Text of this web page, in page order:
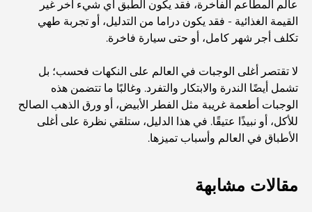
عالم المطاعم الفاخرة، فقد يكون الطبق أي شيء آخر غير
القيمة الغذائية - فقد يكون دراما من التدليل، أو تجربة طهي
تكلف أجر شهر كامل، أو حتى سيارة فاخرة.
لا تقتصر أغلى الوجبات في العالم على النكهات فحسب؛ بل
تشمل أيضًا الندرة والابتكار والتفرد. وغالبًا ما تتضمن هذه
الوجبات أطعمة غريبة مثل الفطر الأبيض، أو ورق الذهب الصالح
للأكل، أو نبيذًا عتيقًا. في هذا الدليل، ستلقي نظرة على أغلى
الأطباق في العالم وأسباب تميزها.
مقالات مشابهة